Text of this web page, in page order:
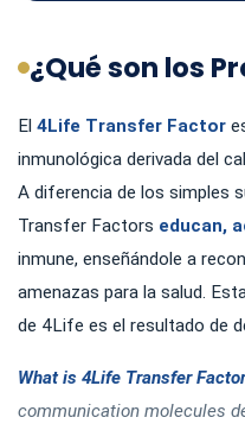
¿Qué son los
El 4Life Transfer Factor
inmunológica derivada del
A diferencia de los simples
Transfer Factors educan,
inmune, enseñándole a
amenazas para la salud.
de 4Life es el resultado de
What is 4Life Transfer
communication molecules